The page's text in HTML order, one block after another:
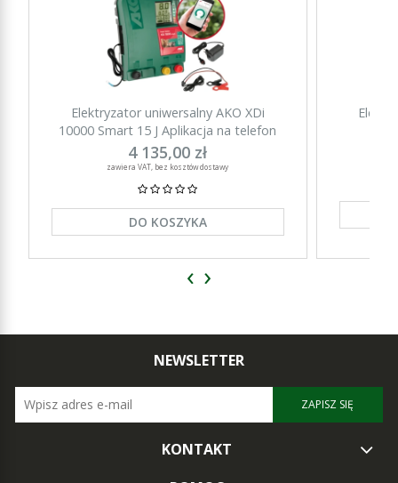
Elektryzator uniwersalny AKO XDi
10000 Smart 15 J Aplikacja na telefon
4 135,00 zł
zawiera VAT, bez kosztów dostawy
DO KOSZYKA
‹ ›
NEWSLETTER
ZAPISZ SIĘ
KONTAKT